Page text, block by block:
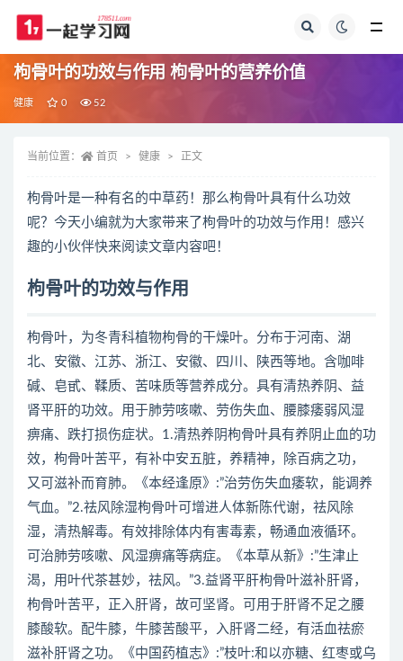
枸骨叶的功效与作用 枸骨叶的营养价值
健康 0 52
当前位置： 首页 健康 正文
枸骨叶是一种有名的中草药！那么枸骨叶具有什么功效
呢？今天小编就为大家带来了枸骨叶的功效与作用！感兴
趣的小伙伴快来阅读文章内容吧！
枸骨叶的功效与作用
枸骨叶，为冬青科植物枸骨的干燥叶。分布于河南、湖
北、安徽、江苏、浙江、安徽、四川、陕西等地。含咖啡
碱、皂甙、鞣质、苦味质等营养成分。具有清热养阴、益
肾平肝的功效。用于肺劳咳嗽、劳伤失血、腰膝痿弱风湿
痹痛、跌打损伤症状。1.清热养阴枸骨叶具有养阴止血的功
效，枸骨叶苦平，有补中安五脏，养精神，除百病之功，
又可滋补而育肺。《本经逢原》:”治劳伤失血痿软，能调养
气血。”2.祛风除湿枸骨叶可增进人体新陈代谢，祛风除
湿，清热解毒。有效排除体内有害毒素，畅通血液循环。
可治肺劳咳嗽、风湿痹痛等病症。《本草从新》:”生津止
渴，用叶代茶甚妙，祛风。”3.益肾平肝枸骨叶滋补肝肾，
枸骨叶苦平，正入肝肾，故可坚肾。可用于肝肾不足之腰
膝酸软。配牛膝，牛膝苦酸平，入肝肾二经，有活血祛瘀
滋补肝肾之功。《中国药植志》:”枝叶:和以亦糖、红枣或乌